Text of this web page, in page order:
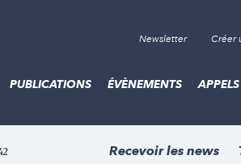
Newsletter Créer
PUBLICATIONS ÉVÈNEMENTS
Recevoir les news